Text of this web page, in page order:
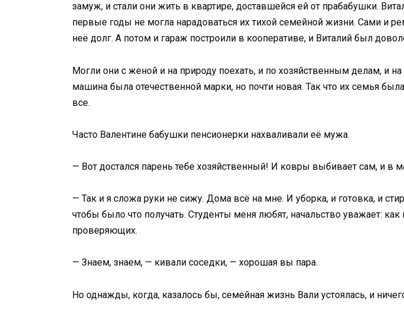
замуж, и стали они жить в квартире, доставшейся ей от прабабушки.
первые годы не могла нарадоваться их тихой семейной жизни. Сами и
неё долг. А потом и гараж построили в кооперативе, и Виталий был
Могли они с женой и на природу поехать, и по хозяйственным делам, и
машина была отечественной марки, но почти новая. Так что их семья
все.
Часто Валентине бабушки пенсионерки нахваливали её мужа.
— Вот достался парень тебе хозяйственный! И ковры выбивает сам, и в
— Так и я сложа руки не сижу. Дома всё на мне. И уборка, и готовка, и
чтобы было что получать. Студенты меня любят, начальство уважает:
проверяющих.
— Знаем, знаем, — кивали соседки, — хорошая вы пара.
Но однажды, когда, казалось бы, семейная жизнь Вали устоялась, и